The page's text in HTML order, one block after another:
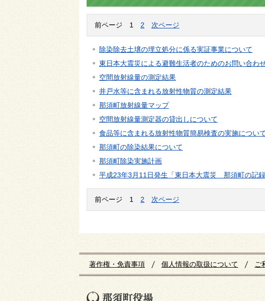
前ページ 1 2 次ページ
除染除去土壌の埋立処分に係る実証事業について
東日本大震災による避難生活者のためのお問い合わ
空間放射線量の測定結果
井戸水等に含まれる放射性物質の測定結果
那須町放射線量マップ
空間放射線量測定器の貸出しについて
食品等に含まれる放射性物質簡易検査の実施につい
那須町の除染結果について
那須町除染実施計画
平成23年3月11日発生「東日本大震災 那須町の記録
前ページ 1 2 次ページ
著作権・免責事項 個人情報の取扱について ご